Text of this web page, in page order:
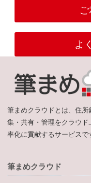
よ
筆まめクラウドとは、住
集・共有・管理をクラウ
率化に貢献するサービスで
筆まめクラウド